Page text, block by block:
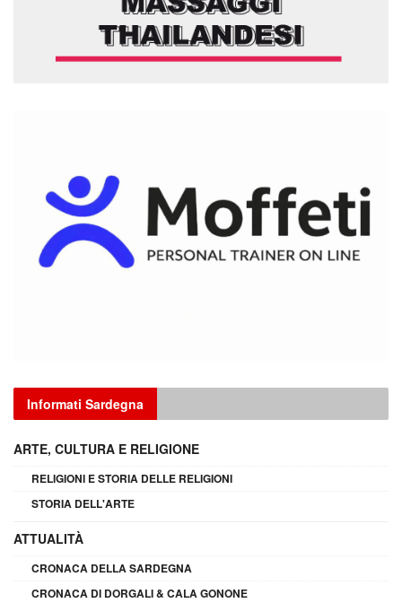
Informati Sardegna
ARTE, CULTURA E RELIGIONE
RELIGIONI E STORIA DELLE RELIGIONI
STORIA DELL'ARTE
ATTUALITÀ
CRONACA DELLA SARDEGNA
CRONACA DI DORGALI & CALA GONONE